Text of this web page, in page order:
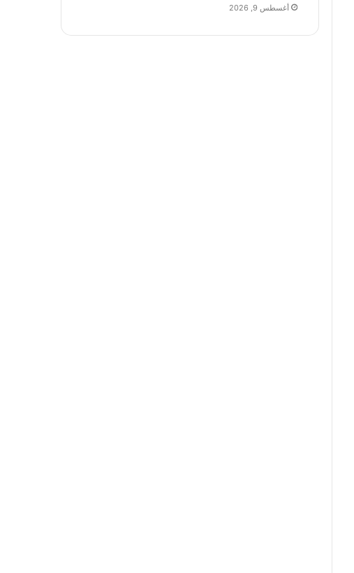
أغسطس 9, 2026